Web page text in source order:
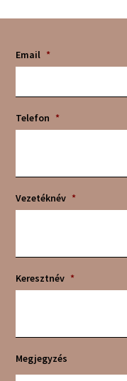
Email *
Telefon *
Vezetéknév *
Keresztnév *
Megjegyzés